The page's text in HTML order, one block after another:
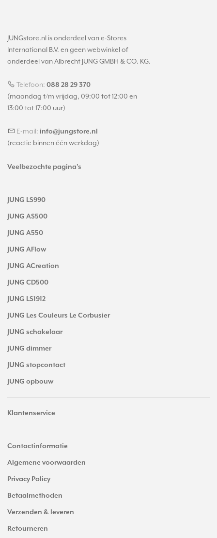
JUNGstore.nl is onderdeel van e-Stores
International B.V. en geen webwinkel of
onderdeel van Albrecht JUNG GMBH & CO. KG.
Telefoon: 088 28 29 370
(maandag t/m vrijdag, 09:00 tot 12:00 en
13:00 tot 17:00 uur)
E-mail: info@jungstore.nl
(reactie binnen één werkdag)
Veelbezochte pagina's
JUNG LS990
JUNG AS500
JUNG A550
JUNG AFlow
JUNG ACreation
JUNG CD500
JUNG LS1912
JUNG Les Couleurs Le Corbusier
JUNG schakelaar
JUNG dimmer
JUNG stopcontact
JUNG opbouw
Klantenservice
Contactinformatie
Algemene voorwaarden
Privacy Policy
Betaalmethoden
Verzenden & leveren
Retourneren